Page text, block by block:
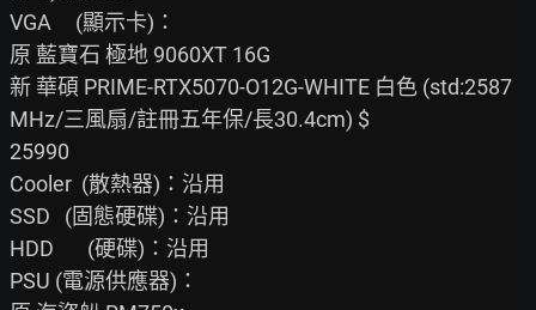
VGA     (顯示卡)：
原 藍寶石 極地 9060XT 16G
新 華碩 PRIME-RTX5070-O12G-WHITE 白色 (std:2587
MHz/三風扇/註冊五年保/長30.4cm) $
25990
Cooler  (散熱器)：沿用
SSD   (固態硬碟)：沿用
HDD       (硬碟)：沿用
PSU (電源供應器)：